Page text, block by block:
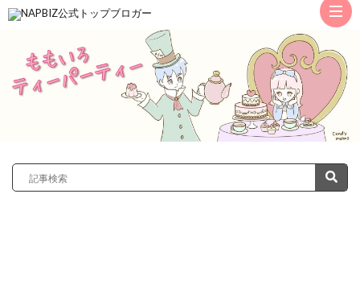
ト
ッ
プ
サ
レ